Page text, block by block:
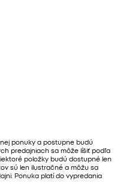
ponuky a postupne budú
predajniach sa môže líšiť podľa
položky budú dostupné len
sú len ilustračné a môžu sa
Ponuka platí do vypredania